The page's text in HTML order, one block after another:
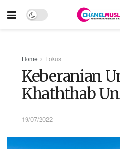
Home Fokus
Keberanian
Khaththab
19/07/2022